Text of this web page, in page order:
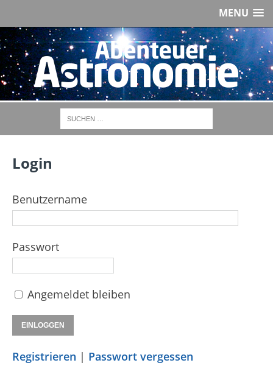
MENU
Login
Benutzername
Passwort
Angemeldet bleiben
Registrieren | Passwort vergessen